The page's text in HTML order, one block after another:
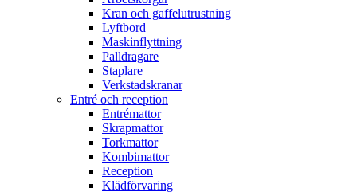
Kran och gaffelutrustning
Lyftbord
Maskinflyttning
Palldragare
Staplare
Verkstadskranar
Entré och reception
Entrémattor
Skrapmattor
Torkmattor
Kombimattor
Reception
Klädförvaring